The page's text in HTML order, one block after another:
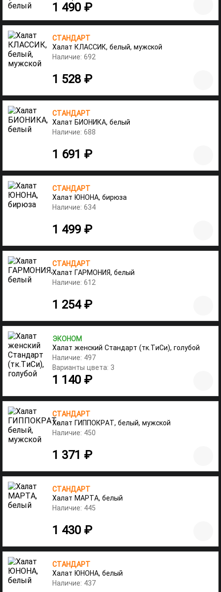
1 490 ₽
СТАНДАРТ
Халат КЛАССИК, белый, мужской
Наличие: 692
1 528 ₽
СТАНДАРТ
Халат БИОНИКА, белый
Наличие: 688
1 691 ₽
СТАНДАРТ
Халат ЮНОНА, бирюза
Наличие: 634
1 499 ₽
СТАНДАРТ
Халат ГАРМОНИЯ, белый
Наличие: 612
1 254 ₽
ЭКОНОМ
Халат женский Стандарт (тк.ТиСи), голубой
Наличие: 497
Варианты цвета: 3
1 140 ₽
СТАНДАРТ
Халат ГИППОКРАТ, белый, мужской
Наличие: 450
1 371 ₽
СТАНДАРТ
Халат МАРТА, белый
Наличие: 445
1 430 ₽
СТАНДАРТ
Халат ЮНОНА, белый
Наличие: 437